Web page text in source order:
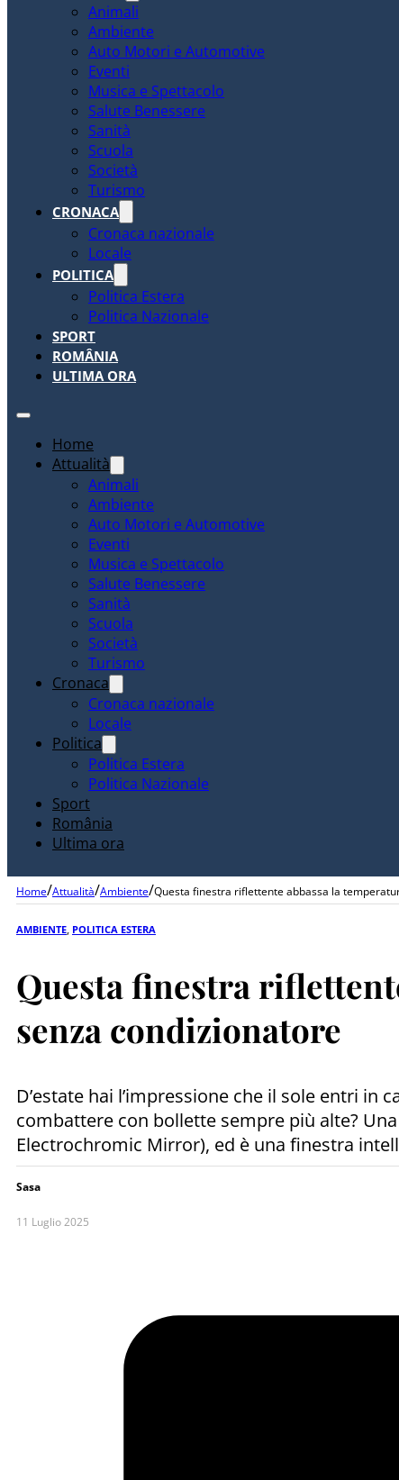
Animali
Ambiente
Auto Motori e Automotive
Eventi
Musica e Spettacolo
Salute Benessere
Sanità
Scuola
Società
Turismo
CRONACA
Cronaca nazionale
Locale
POLITICA
Politica Estera
Politica Nazionale
SPORT
ROMÂNIA
ULTIMA ORA
Home
Attualità
Animali
Ambiente
Auto Motori e Automotive
Eventi
Musica e Spettacolo
Salute Benessere
Sanità
Scuola
Società
Turismo
Cronaca
Cronaca nazionale
Locale
Politica
Politica Estera
Politica Nazionale
Sport
România
Ultima ora
Home/Attualità/Ambiente/Questa finestra riflettente abbassa la
AMBIENTE POLITICA ESTERA
Questa finestra
senza condizionatore
D’estate hai l’impressione che il sole entri
combattere con bollette sempre più alte?
Electrochromic Mirror), ed è una finestra
Sasa
11 Luglio 2025